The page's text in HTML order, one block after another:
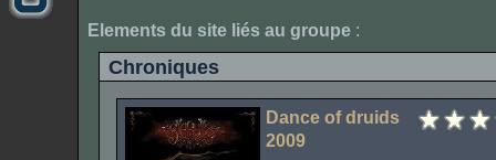
Elements du site liés au groupe :
Chroniques
Dance of druids
2009